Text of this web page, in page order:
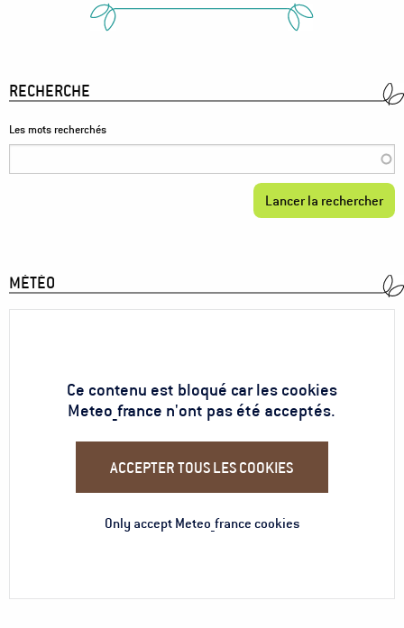
RECHERCHE
Les mots recherchés
MÉTÉO
Ce contenu est bloqué car les cookies
Meteo_france n'ont pas été acceptés.
ACCEPTER TOUS LES COOKIES
Only accept Meteo_france cookies